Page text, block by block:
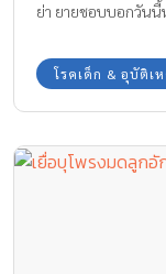
ย่า ยายชอบบอกวันนี้
อาการของไข้หัวลมกั
โรคเด็ก & อุบัติเ